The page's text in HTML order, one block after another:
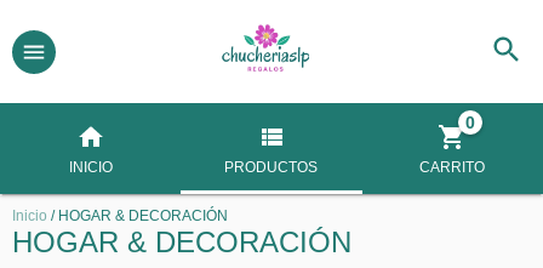
INICIO PRODUCTOS CARRITO
0
Inicio / HOGAR & DECORACIÓN
HOGAR & DECORACIÓN